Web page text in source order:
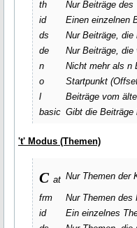
th
Nur Beiträge des
id
Einen einzelnen
ds
Nur Beiträge, die
de
Nur Beiträge, die
n
Nicht mehr als n
o
Startpunkt
l
Beiträge vom
basic Gibt die Beiträge
't' Modus (Themen)
c at Nur Themen der
frm
Nur Themen des
id
Ein einzelnes